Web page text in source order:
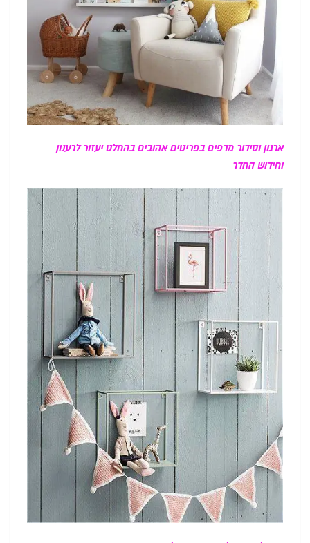
ארגון וסידור מדפים בפריטים אהובים בהחלט יעזור לרענון
וחידוש החדר